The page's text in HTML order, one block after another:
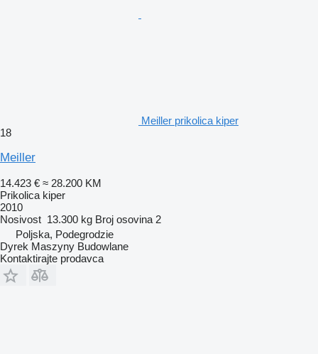
Meiller prikolica kiper
18
Meiller
14.423 € ≈ 28.200 KM
Prikolica kiper
2010
Nosivost 13.300 kg Broj osovina 2
Poljska, Podegrodzie
Dyrek Maszyny Budowlane
Kontaktirajte prodavca